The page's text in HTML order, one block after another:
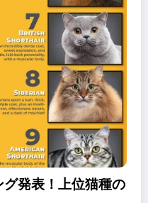
発表！上位猫種の